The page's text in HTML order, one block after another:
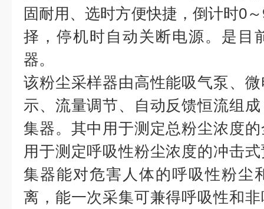
固耐用、选时方便快捷，倒计时0
择，停机时自动关断电源。是目
器。
该粉尘采样器由高性能吸气泵、
示、流量调节、自动反馈恒流组
集器。其中用于测定总粉尘浓度
用于测定呼吸性粉尘浓度的冲击
集器能对危害人体的呼吸性粉尘
离，能一次采集可兼得呼吸性和